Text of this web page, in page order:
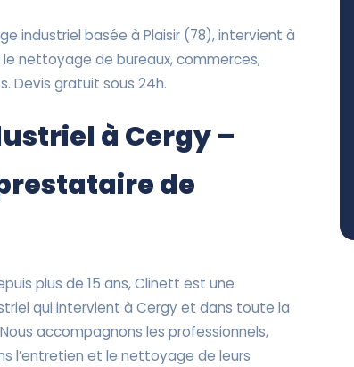
industriel basée à Plaisir (78), intervient à
nettoyage de bureaux, commerces,
Devis gratuit sous 24h.
à Cergy –
de
plus de 15 ans, Clinett est une
qui intervient à Cergy et dans toute la
accompagnons les professionnels,
l’entretien et le nettoyage de leurs